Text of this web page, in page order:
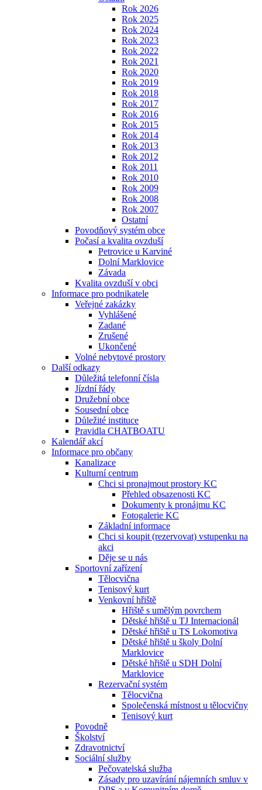
Rok 2026
Rok 2025
Rok 2024
Rok 2023
Rok 2022
Rok 2021
Rok 2020
Rok 2019
Rok 2018
Rok 2017
Rok 2016
Rok 2015
Rok 2014
Rok 2013
Rok 2012
Rok 2011
Rok 2010
Rok 2009
Rok 2008
Rok 2007
Ostatní
Povodňový systém obce
Počasí a kvalita ovzduší
Petrovice u Karviné
Dolní Marklovice
Závada
Kvalita ovzduší v obci
Informace pro podnikatele
Veřejné zakázky
Vyhlášené
Zadané
Zrušené
Ukončené
Volné nebytové prostory
Další odkazy
Důležitá telefonní čísla
Jízdní řády
Družební obce
Sousední obce
Důležité instituce
Pravidla CHATBOATU
Kalendář akcí
Informace pro občany
Kanalizace
Kulturní centrum
Chci si pronajmout prostory KC
Přehled obsazenosti KC
Dokumenty k pronájmu KC
Fotogalerie KC
Základní informace
Chci si koupit (rezervovat) vstupenku na
akci
Děje se u nás
Sportovní zařízení
Tělocvična
Tenisový kurt
Venkovní hřiště
Hřiště s umělým povrchem
Dětské hřiště u TJ Internacionál
Dětské hřiště u TS Lokomotiva
Dětské hřiště u školy Dolní
Marklovice
Dětské hřiště u SDH Dolní
Marklovice
Rezervační systém
Tělocvična
Společenská místnost u tělocvičny
Tenisový kurt
Povodně
Školství
Zdravotnictví
Sociální služby
Pečovatelská služba
Zásady pro uzavírání nájemních smluv v